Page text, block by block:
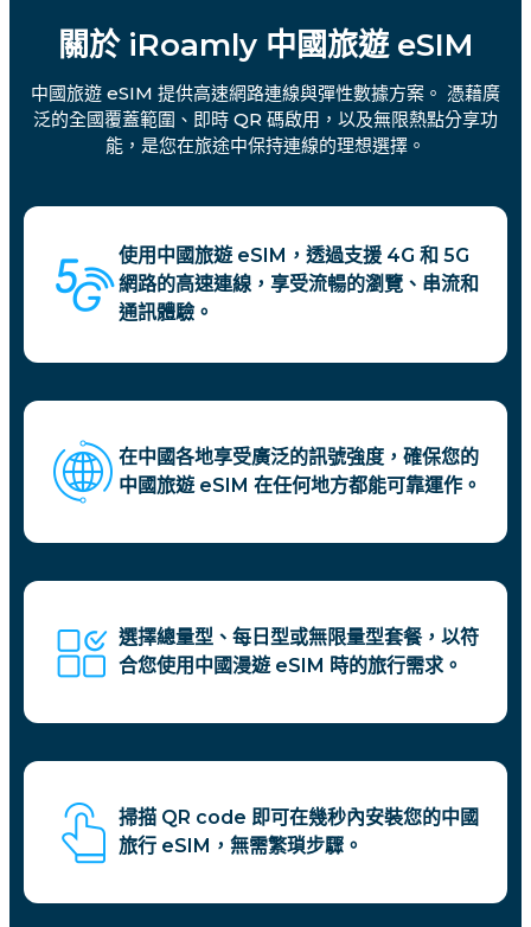
關於 iRoamly 中國旅遊 eSIM
中國旅遊 eSIM 提供高速網路連線與彈性數據方案。 憑藉廣
泛的全國覆蓋範圍、即時 QR 碼啟用，以及無限熱點分享功
能，是您在旅途中保持連線的理想選擇。
使用中國旅遊 eSIM，透過支援 4G 和 5G
網路的高速連線，享受流暢的瀏覽、串流和
通訊體驗。
在中國各地享受廣泛的訊號強度，確保您的
中國旅遊 eSIM 在任何地方都能可靠運作。
選擇總量型、每日型或無限量型套餐，以符
合您使用中國漫遊 eSIM 時的旅行需求。
掃描 QR code 即可在幾秒內安裝您的中國
旅行 eSIM，無需繁瑣步驟。